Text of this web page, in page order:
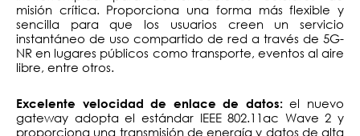
misión crítica. Proporciona una forma más flexible y
sencilla para que los usuarios creen un servicio
instantáneo de uso compartido de red a través de 5G-
NR en lugares públicos como transporte, eventos al aire
libre, entre otros.
Excelente velocidad de enlace de datos:el nuevo
gateway adopta el estándar IEEE 802.11ac Wave 2 y
proporciona una transmisión de energía y datos de alta